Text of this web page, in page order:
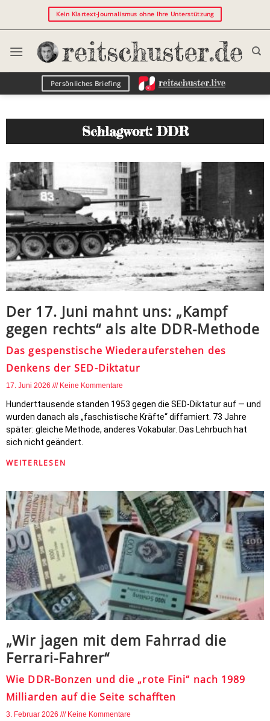
Kein Klartext-Journalismus ohne Ihre Unterstützung
Persönliches Briefing
Schlagwort: DDR
Der 17. Juni mahnt uns: „Kampf
gegen rechts“ als alte DDR-Methode
Das gespenstische Wiederauferstehen des
Denkens der SED-Diktatur
17. Juni 2026 Keine Kommentare
Hunderttausende standen 1953 gegen die SED-Diktatur auf — und
wurden danach als „faschistische Kräfte“ diffamiert. 73 Jahre
später: gleiche Methode, anderes Vokabular. Das Lehrbuch hat
sich nicht geändert.
WEITERLESEN
„Wir jagen mit dem Fahrrad die
Ferrari-Fahrer“
Wie DDR-Bonzen und die „rote Fini“ nach 1989
Milliarden auf die Seite schafften
3. Februar 2026 Keine Kommentare